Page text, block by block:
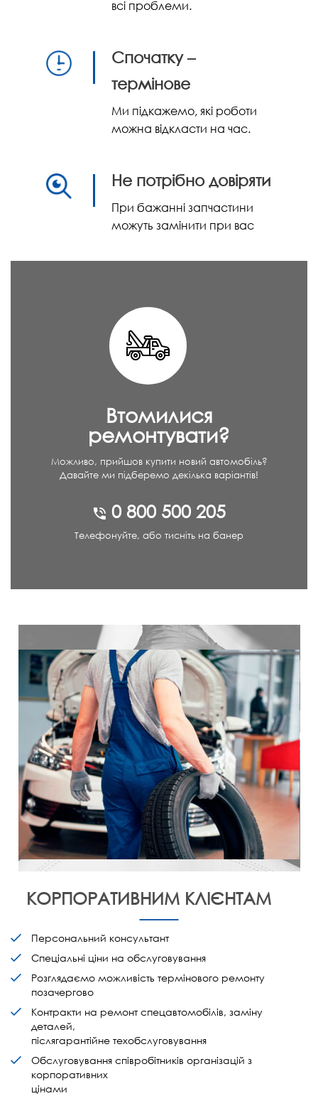
всі проблеми.
Спочатку –
термінове
Ми підкажемо, які роботи
можна відкласти на час.
Не потрібно довіряти
При бажанні запчастини
можуть замінити при вас
Втомилися
ремонтувати?
Можливо, прийшов купити новий автомобіль?
Давайте ми підберемо декілька варіантів!
0 800 500 205
Телефонуйте, або тисніть на банер
КОРПОРАТИВНИМ КЛІЄНТАМ
Персональний консультант
Спеціальні ціни на обслуговування
Розглядаємо можливість термінового ремонту
позачергово
Контракти на ремонт спецавтомобілів, заміну
деталей,
післягарантійне техобслуговування
Обслуговування співробітників організацій з
корпоративних
цінами